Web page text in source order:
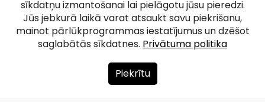
Par mums
sīkdatņu izmantošanai lai pielāgotu jūsu pieredzi.
Jūs jebkurā laikā varat atsaukt savu piekrišanu,
mainot pārlūkprogrammas iestatījumus un dzēšot
saglabātās sīkdatnes. Privātuma politika
Piekrītu